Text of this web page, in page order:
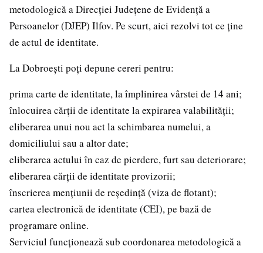
metodologică a Direcției Județene de Evidență a
Persoanelor (DJEP) Ilfov. Pe scurt, aici rezolvi tot ce ține
de actul de identitate.
La Dobroești poți depune cereri pentru:
prima carte de identitate, la împlinirea vârstei de 14 ani;
înlocuirea cărții de identitate la expirarea valabilității;
eliberarea unui nou act la schimbarea numelui, a
domiciliului sau a altor date;
eliberarea actului în caz de pierdere, furt sau deteriorare;
eliberarea cărții de identitate provizorii;
înscrierea mențiunii de reședință (viza de flotant);
cartea electronică de identitate (CEI), pe bază de
programare online.
Serviciul funcționează sub coordonarea metodologică a